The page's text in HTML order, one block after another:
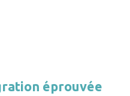
éprouvée